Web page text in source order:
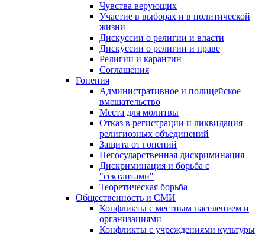
Чувства верующих
Участие в выборах и в политической
жизни
Дискуссии о религии и власти
Дискуссии о религии и праве
Религии и карантин
Соглашения
Гонения
Административное и полицейское
вмешательство
Места для молитвы
Отказ в регистрации и ликвидация
религиозных объединений
Защита от гонений
Негосударственная дискриминация
Дискриминация и борьба с
"сектантами"
Теоретическая борьба
Общественность и СМИ
Конфликты с местным населением и
организациями
Конфликты с учреждениями культуры